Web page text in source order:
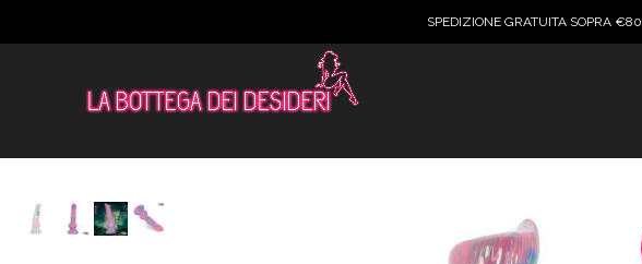
SPEDIZIONE GRATUITA SOPRA €80